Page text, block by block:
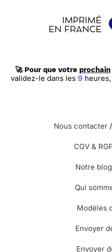
🚀 Pour que votre prochain
validez-le dans les 9 heures,
Nous contacter /
CGV &
Notre blog
Qui
Modèles
Envoyer
Envoyer